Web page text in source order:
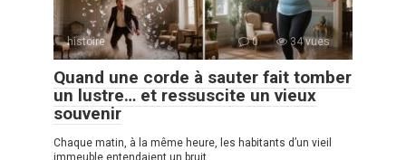
histoire 0 34 vues
Quand une corde à sauter fait tomber
un lustre… et ressuscite un vieux
souvenir
Chaque matin, à la même heure, les habitants d’un vieil
immeuble entendaient un bruit